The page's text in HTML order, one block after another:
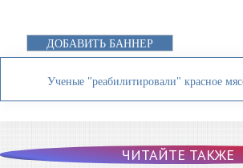
ДОБАВИТЬ БАННЕР
Ученые "реабилитировали" красное
ЧИТАЙТЕ ТАКЖЕ